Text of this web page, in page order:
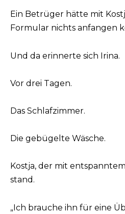
Ein Betrüger hätte mit
Formular nichts anfangen
Und da erinnerte sich Irina.
Vor drei Tagen.
Das Schlafzimmer.
Die gebügelte Wäsche.
Kostja, der mit
stand.
„Ich brauche ihn für eine